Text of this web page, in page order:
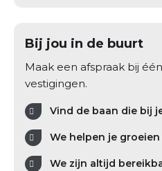
Bij jou in de buurt
Maak een afspraak bij
vestigingen.
Vind de baan die bij
We helpen je groeien
We zijn altijd